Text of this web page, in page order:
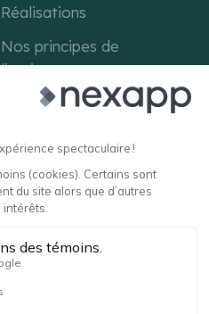
Réalisations
Nos principes de
livraison
Notre culture
Blogue
Carrière
Contact